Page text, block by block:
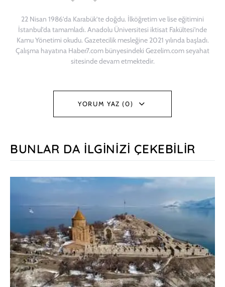
22 Nisan 1986’da Karabük’te doğdu. İlköğretim ve lise eğitimini
İstanbul’da tamamladı. Anadolu Üniversitesi iktisat Fakültesi’nde
Kamu Yönetimi okudu. Gazetecilik mesleğine 2021 yılında başladı.
Çalışma hayatına Haber7.com bünyesindeki Gezelim.com seyahat
sitesinde devam etmektedir.
YORUM YAZ (0)
BUNLAR DA İLGINIZI ÇEKEBILIR